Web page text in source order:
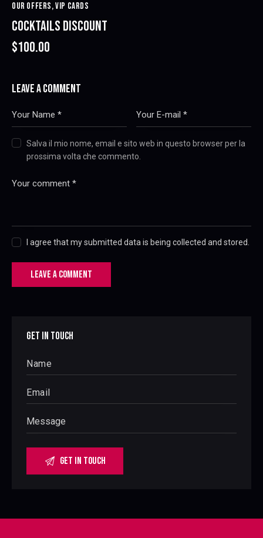
COCKTAILS DISCOUNT
$100.00
OUR OFFERS,VIP CARDS
LEAVE A COMMENT
Salva il mio nome, email e sito web in questo browser per la
prossima volta che commento.
I agree that my submitted data is being collected and stored.
GET IN TOUCH